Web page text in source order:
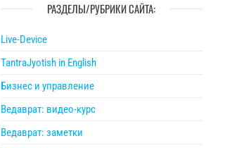
РАЗДЕЛЫ/РУБРИКИ САЙТА:
Live-Device
TantraJyotish in English
Бизнес и управление
Ведаврат: видео-курс
Ведаврат: заметки